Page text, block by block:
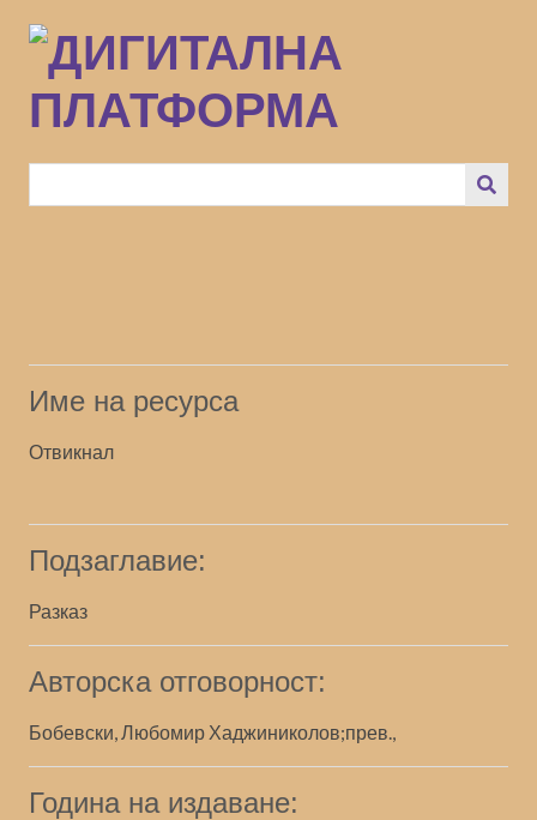
към
основното
съдържание
Име на ресурса
Отвикнал
Подзаглавие:
Разказ
Авторска отговорност:
Бобевски, Любомир Хаджиниколов;прев.,
Година на издаване: